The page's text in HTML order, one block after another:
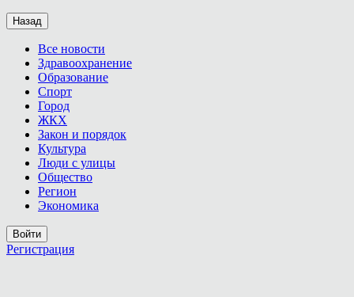
Назад
Все новости
Здравоохранение
Образование
Спорт
Город
ЖКХ
Закон и порядок
Культура
Люди с улицы
Общество
Регион
Экономика
Войти
Регистрация